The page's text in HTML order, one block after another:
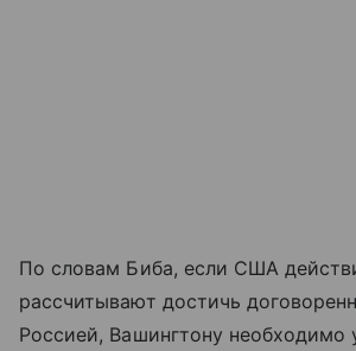
По словам Биба, если США
рассчитывают достичь
Россией, Вашингтону необходимо